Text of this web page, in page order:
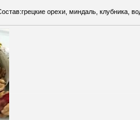
орехи, миндаль, клубника,